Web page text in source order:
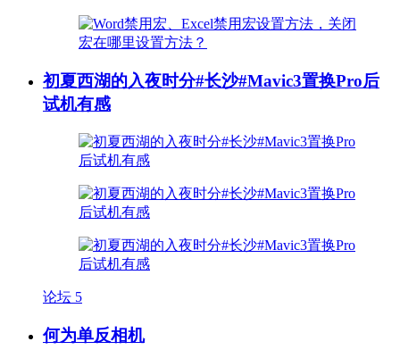
初夏西湖的入夜时分#长沙#Mavic3置换Pro后
试机有感
论坛 5
何为单反相机